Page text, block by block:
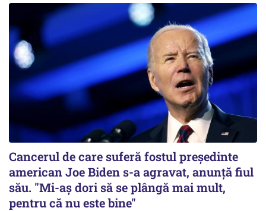
Cancerul de care suferă fostul preşedinte
american Joe Biden s-a agravat, anunță fiul
său. "Mi-aș dori să se plângă mai mult,
pentru că nu este bine"